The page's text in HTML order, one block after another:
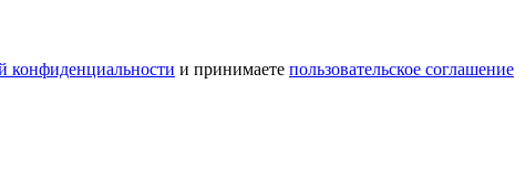
конфиденциальности и принимаете пользовательское соглашение